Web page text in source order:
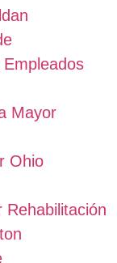
Mayor
Ohio
Rehabilitación